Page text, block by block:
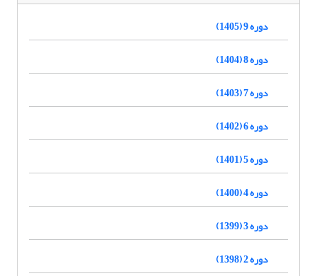
دوره 9 (1405)
دوره 8 (1404)
دوره 7 (1403)
دوره 6 (1402)
دوره 5 (1401)
دوره 4 (1400)
دوره 3 (1399)
دوره 2 (1398)